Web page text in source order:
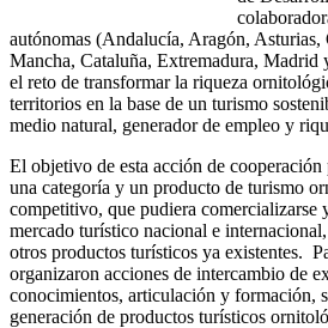
autónomas (Andalucía, Aragón,
Mancha, Cataluña, Extremadura, Madrid
el reto de transformar la riqueza
territorios en la base de un turismo
medio natural, generador de empleo y
El objetivo de esta acción de cooperación
una categoría y un producto de turismo
competitivo, que pudiera comercializarse
mercado turístico nacional e
otros productos turísticos ya existentes.
organizaron acciones de intercambio de
conocimientos, articulación y formación,
generación de productos turísticos